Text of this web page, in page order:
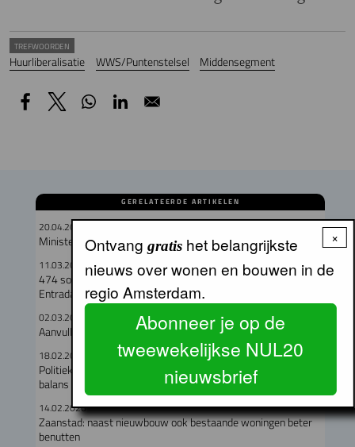
TREFWOORDEN
Huurliberalisatie WWS/Puntenstelsel Middensegment
GERELATEERDE ARTIKELEN
20.04.2026
Minister zet mes in Wet betaalbare huur
11.03.2026
474 sociale- en middensegment huurwoningen in
Entradagebied Duivendrecht
02.03.2026
Aanvullingen op huurprijsregelgeving van het Rijk
18.02.2026
Politiek in Purmerend eensgezind: wel groeien maar ook in
balans blijven
14.02.2026
Zaanstad: naast nieuwbouw ook bestaande woningen beter
benutten
×
Ontvang gratishet belangrijkste
nieuws over wonen en bouwen in de
regio Amsterdam.
Abonneer je op de
tweewekelijkse NUL20
nieuwsbrief